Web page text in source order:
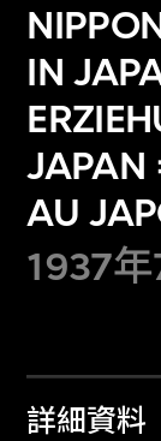
IN
JAPAN
AU
1937年
詳細資料